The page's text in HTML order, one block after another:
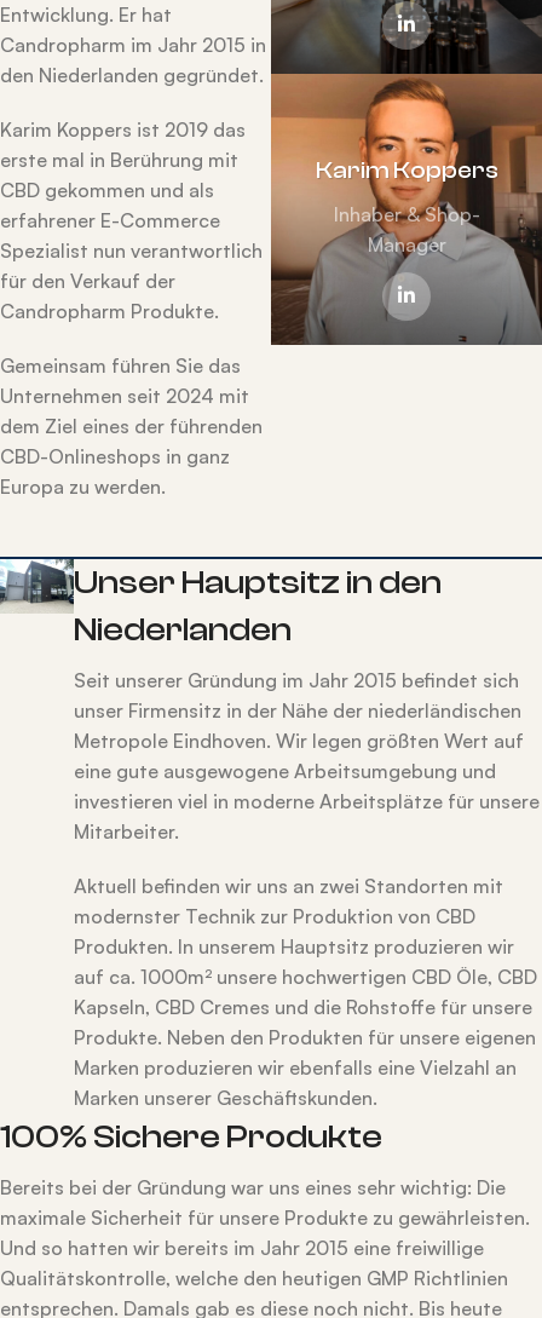
Entwicklung. Er hat
Candropharm im Jahr 2015 in
den Niederlanden gegründet.
Karim Koppers ist 2019 das
erste mal in Berührung mit
CBD gekommen und als
erfahrener E-Commerce
Spezialist nun verantwortlich
für den Verkauf der
Candropharm Produkte.
Gemeinsam führen Sie das
Unternehmen seit 2024 mit
dem Ziel eines der führenden
CBD-Onlineshops in ganz
Europa zu werden.
Karim Koppers
Inhaber & Shop-
Manager
Unser Hauptsitz in den
Niederlanden
Seit unserer Gründung im Jahr 2015 befindet sich
unser Firmensitz in der Nähe der niederländischen
Metropole Eindhoven. Wir legen größten Wert auf
eine gute ausgewogene Arbeitsumgebung und
investieren viel in moderne Arbeitsplätze für unsere
Mitarbeiter.
Aktuell befinden wir uns an zwei Standorten mit
modernster Technik zur Produktion von CBD
Produkten. In unserem Hauptsitz produzieren wir
auf ca. 1000m² unsere hochwertigen CBD Öle, CBD
Kapseln, CBD Cremes und die Rohstoffe für unsere
Produkte. Neben den Produkten für unsere eigenen
Marken produzieren wir ebenfalls eine Vielzahl an
Marken unserer Geschäftskunden.
100% Sichere Produkte
Bereits bei der Gründung war uns eines sehr wichtig: Die
maximale Sicherheit für unsere Produkte zu gewährleisten.
Und so hatten wir bereits im Jahr 2015 eine freiwillige
Qualitätskontrolle, welche den heutigen GMP Richtlinien
entsprechen. Damals gab es diese noch nicht. Bis heute